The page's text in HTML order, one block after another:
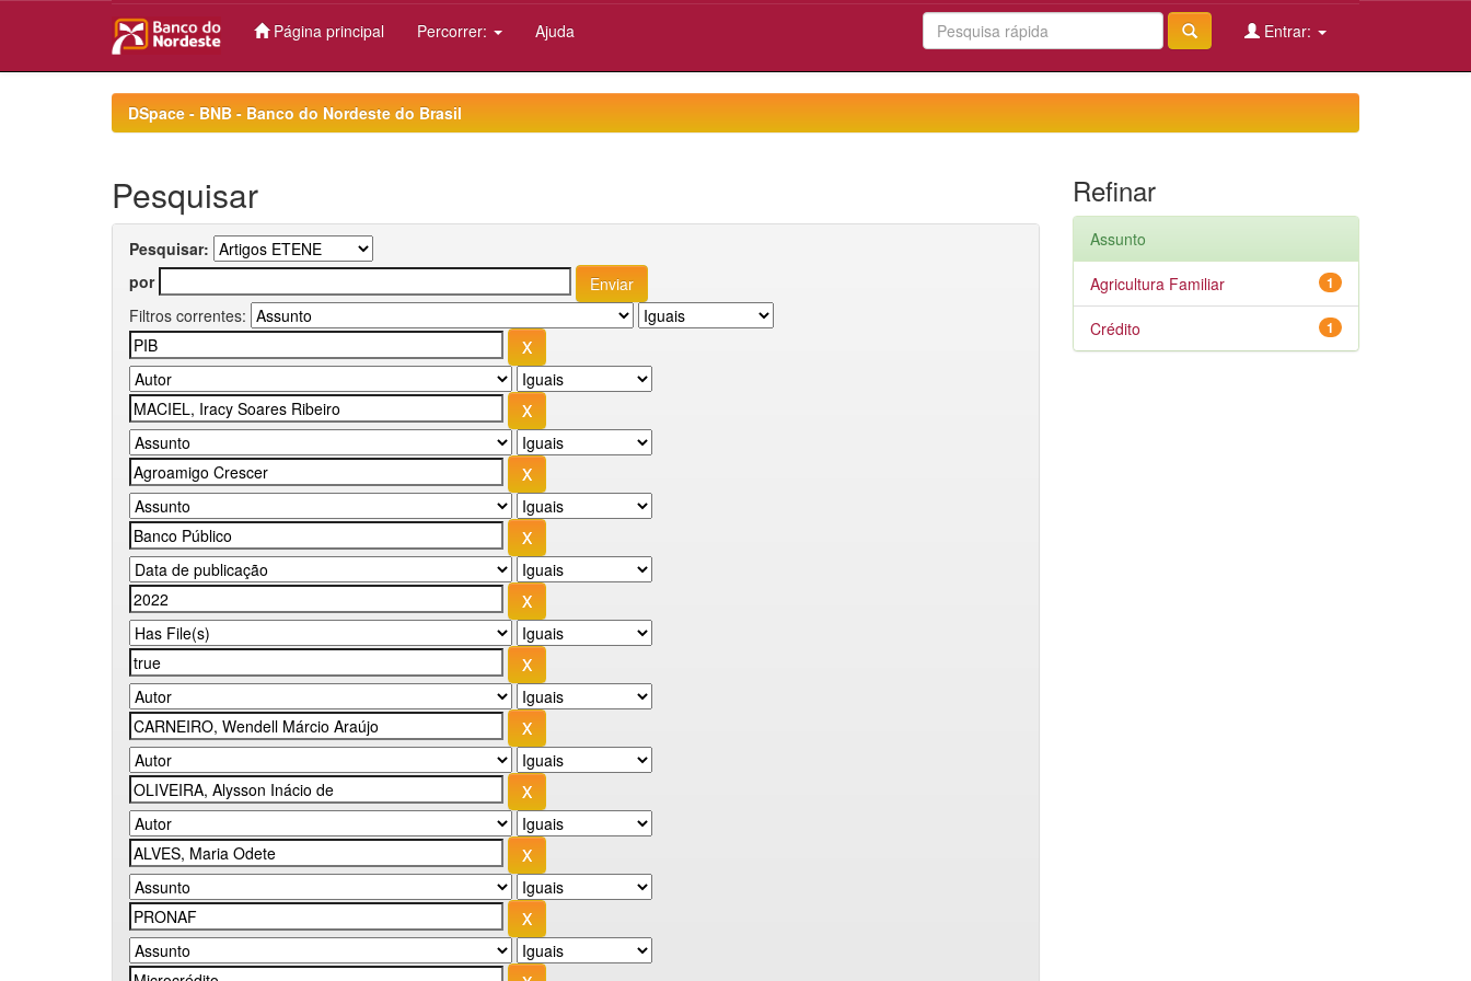
Página principal Percorrer: Ajuda Entrar:
DSpace - BNB - Banco do Nordeste do Brasil
Pesquisar
Pesquisar:
por
Filtros correntes:
Refinar
Assunto
1
Agricultura Familiar
1
Crédito